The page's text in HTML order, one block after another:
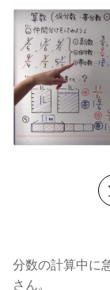
分数の計算中に
さん。